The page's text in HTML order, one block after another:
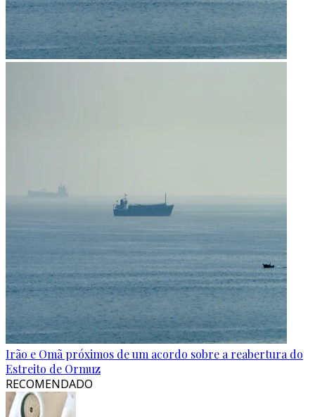
Irão e Omã próximos de um acordo sobre a reabertura do
Estreito de Ormuz
RECOMENDADO